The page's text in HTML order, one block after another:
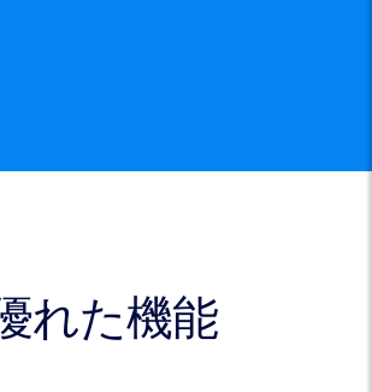
れた機能